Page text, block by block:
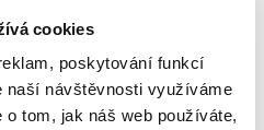
cookies
poskytování funkcí
naší návštěvnosti využíváme
tom, jak náš web používáte,
způsobenou zvířetem
Nejde ale pouze o
nalezne srozumitelná